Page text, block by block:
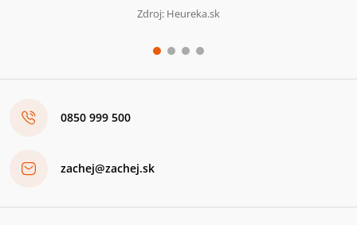
Zdroj: Heureka.sk
0850 999 500
zachej@zachej.sk